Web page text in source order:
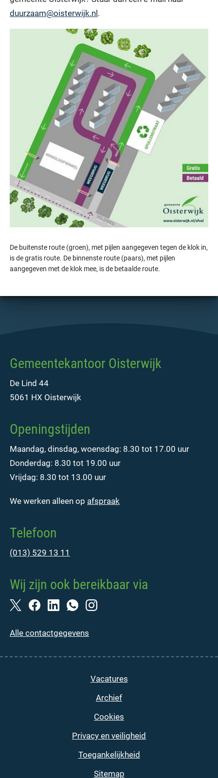
duurzaam@oisterwijk.nl .
De buitenste route (groen), met pijlen aangegeven tegen de klok in,
is de gratis route. De binnenste route (paars), met pijlen
aangegeven met de klok mee, is de betaalde route.
Gemeentekantoor Oisterwijk
De Lind 44
5061 HX Oisterwijk
Openingstijden
Maandag, dinsdag, woensdag: 8.30 tot 17.00 uur
Donderdag: 8.30 tot 19.00 uur
Vrijdag: 8.30 tot 13.00 uur
We werken alleen op afspraak
Telefoon
(013) 529 13 11
Wij zijn ook bereikbaar via
Alle contactgegevens
Vacatures
Archief
Cookies
Privacy en veiligheid
Toegankelijkheid
Sitemap